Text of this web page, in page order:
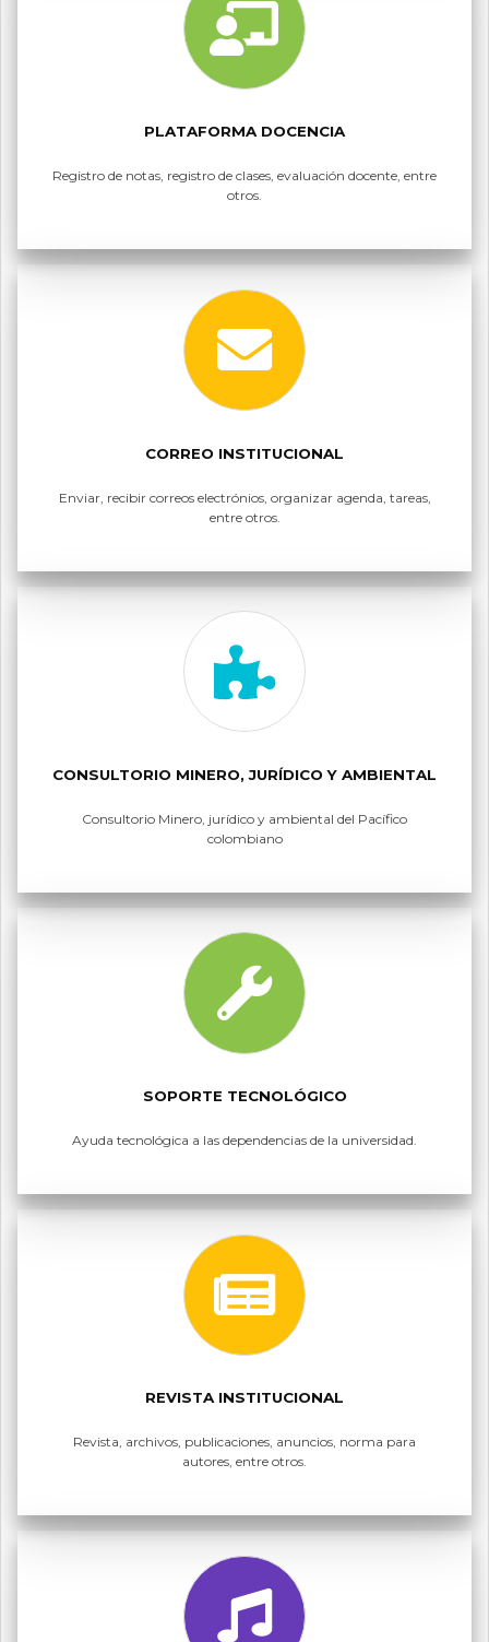
PLATAFORMA DOCENCIA
Registro de notas, registro de clases, evaluación docente, entre
otros.
CORREO INSTITUCIONAL
Enviar, recibir correos electrónios, organizar agenda, tareas,
entre otros.
CONSULTORIO MINERO, JURÍDICO Y AMBIENTAL
Consultorio Minero, jurídico y ambiental del Pacífico
colombiano
SOPORTE TECNOLÓGICO
Ayuda tecnológica a las dependencias de la universidad.
REVISTA INSTITUCIONAL
Revista, archivos, publicaciones, anuncios, norma para
autores, entre otros.